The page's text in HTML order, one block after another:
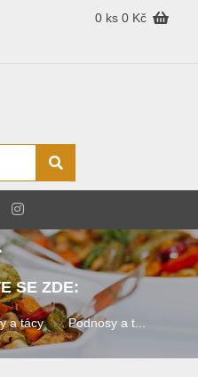
0 ks 0 Kč
SE ZDE:
a tácy Podnosy a t...